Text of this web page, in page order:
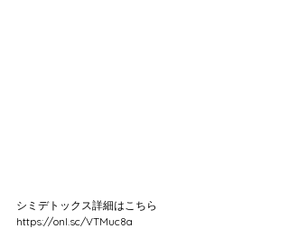
シミデトックス詳細はこちら
https://onl.sc/VTMuc8a